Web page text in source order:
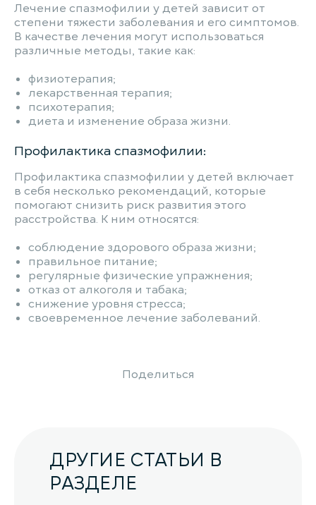
Лечение спазмофилии у детей зависит от
степени тяжести заболевания и его симптомов.
В качестве лечения могут использоваться
различные методы, такие как:
физиотерапия;
лекарственная терапия;
психотерапия;
диета и изменение образа жизни.
Профилактика спазмофилии:
Профилактика спазмофилии у детей включает
в себя несколько рекомендаций, которые
помогают снизить риск развития этого
расстройства. К ним относятся:
соблюдение здорового образа жизни;
правильное питание;
регулярные физические упражнения;
отказ от алкоголя и табака;
снижение уровня стресса;
своевременное лечение заболеваний.
Поделиться
ДРУГИЕ СТАТЬИ В
РАЗДЕЛЕ